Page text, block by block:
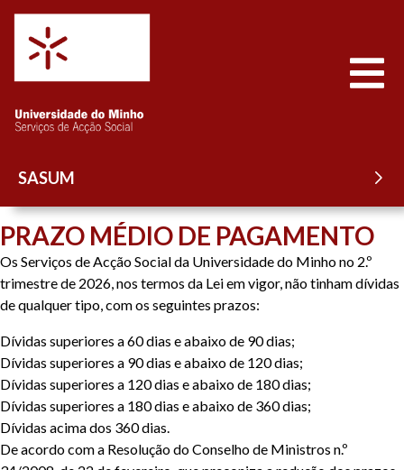
Saltar para o conteúdo
SASUM
PRAZO MÉDIO DE PAGAMENTO
Os Serviços de Acção Social da Universidade do Minho no 2.º
trimestre de 2026, nos termos da Lei em vigor, não tinham dívidas
de qualquer tipo, com os seguintes prazos:
Dívidas superiores a 60 dias e abaixo de 90 dias;
Dívidas superiores a 90 dias e abaixo de 120 dias;
Dívidas superiores a 120 dias e abaixo de 180 dias;
Dívidas superiores a 180 dias e abaixo de 360 dias;
Dívidas acima dos 360 dias.
De acordo com a Resolução do Conselho de Ministros n.º